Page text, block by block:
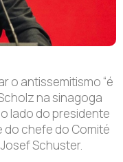
o antissemitismo “é
na sinagoga
lado do presidente
do chefe do Comité
Schuster.